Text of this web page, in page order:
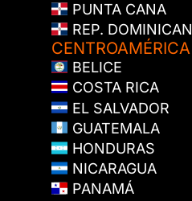
PUNTA CANA
REP.
CENTROAMÉRICA
BELICE
COSTA RICA
EL SALVADOR
GUATEMALA
HONDURAS
NICARAGUA
PANAMÁ